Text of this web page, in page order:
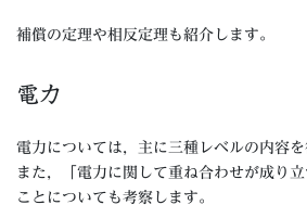
補償の定理や相反定理も紹介します。
電力
電力については，主に三種レベルの内容を
また，「電力に関して重ね合わせが成り
ことについても考察します。